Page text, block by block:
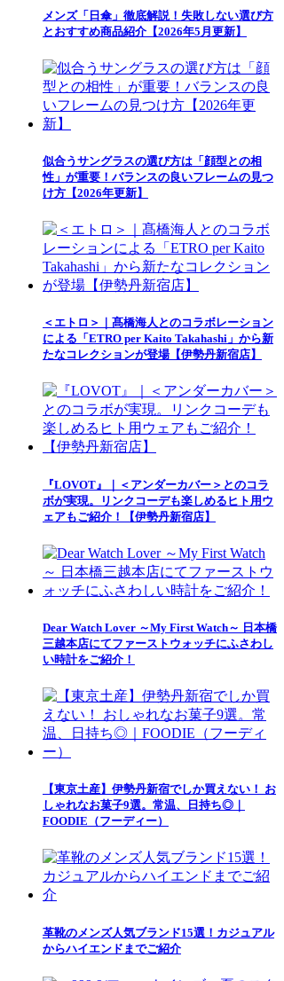
メンズ「日傘」徹底解説！失敗しない選び方
とおすすめ商品紹介【2026年5月更新】
似合うサングラスの選び方は「顔型との相
性」が重要！バランスの良いフレームの見つ
け方【2026年更新】
＜エトロ＞｜髙橋海人とのコラボレーション
による「ETRO per Kaito Takahashi」から新
たなコレクションが登場【伊勢丹新宿店】
『LOVOT』｜＜アンダーカバー＞とのコラ
ボが実現。リンクコーデも楽しめるヒト用ウ
ェアもご紹介！【伊勢丹新宿店】
Dear Watch Lover ～My First Watch～ 日本橋
三越本店にてファーストウォッチにふさわし
い時計をご紹介！
【東京土産】伊勢丹新宿でしか買えない！ お
しゃれなお菓子9選。常温、日持ち◎｜
FOODIE（フーディー）
革靴のメンズ人気ブランド15選！カジュアル
からハイエンドまでご紹介